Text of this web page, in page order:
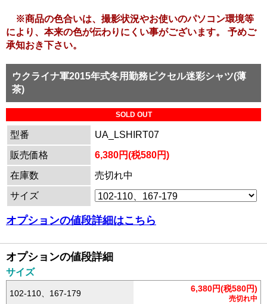
※商品の色合いは、撮影状況やお使いのパソコン環境等
により、本来の色が伝わりにくい事がございます。 予めご
承知おき下さい。
ウクライナ軍2015年式冬用勤務ピクセル迷彩シャツ(薄
茶)
SOLD OUT
型番
UA_LSHIRT07
販売価格
6,380円(税580円)
在庫数
売切れ中
サイズ
オプションの値段詳細はこちら
オプションの値段詳細
サイズ
102-110、167-179 6,380円(税580円)
売切れ中